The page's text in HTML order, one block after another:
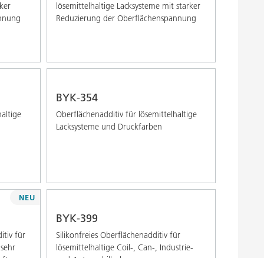
lösemittelhaltige Lacksysteme mit starker
Reduzierung der Oberflächenspannung
BYK-354
Oberflächenadditiv für lösemittelhaltige
Lacksysteme und Druckfarben
für
NEU
BYK-399
Silikonfreies Oberflächenadditiv für
lösemittelhaltige Coil-, Can-, Industrie-